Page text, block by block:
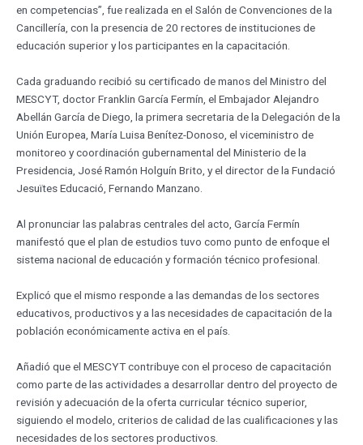
en competencias”, fue realizada en el Salón de Convenciones de la
Cancillería, con la presencia de 20 rectores de instituciones de
educación superior y los participantes en la capacitación.
Cada graduando recibió su certificado de manos del Ministro del
MESCYT, doctor Franklin García Fermín, el Embajador Alejandro
Abellán García de Diego, la primera secretaria de la Delegación de la
Unión Europea, María Luisa Benítez-Donoso, el viceministro de
monitoreo y coordinación gubernamental del Ministerio de la
Presidencia, José Ramón Holguín Brito, y el director de la Fundació
Jesuïtes Educació, Fernando Manzano.
Al pronunciar las palabras centrales del acto, García Fermín
manifestó que el plan de estudios tuvo como punto de enfoque el
sistema nacional de educación y formación técnico profesional.
Explicó que el mismo responde a las demandas de los sectores
educativos, productivos y a las necesidades de capacitación de la
población económicamente activa en el país.
Añadió que el MESCYT contribuye con el proceso de capacitación
como parte de las actividades a desarrollar dentro del proyecto de
revisión y adecuación de la oferta curricular técnico superior,
siguiendo el modelo, criterios de calidad de las cualificaciones y las
necesidades de los sectores productivos.